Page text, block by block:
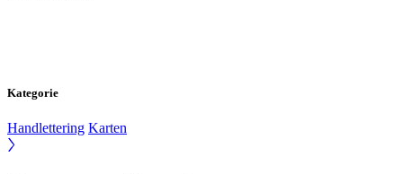
Kategorie
Handlettering Karten